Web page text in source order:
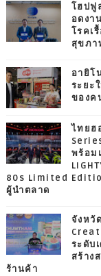
โฮปฟู
อดงา
โรคเ
สุขภา
อายิโ
ระยะ
ของค
ไทยฮ
พร้อม
80s Limited
ผู้นำตลาด
จังหวั
ระดับ
สร้าง
ร้านค้า